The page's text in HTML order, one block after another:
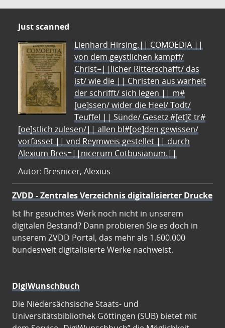
Just scanned
Lienhard Hirsing.|| COMOEDIA ||
von dem geystlichen kampff/
Christ=||licher Ritterschafft/ das
ist/ wie die || Christen aus warheit
der schrifft/ sich legen || m#
[ue]ssen/ wider die Heel/ Todt/
Teuffel || Sünde/ Gesetz #[et]c̃ tr#
[oe]stlich zulesen/|| allen bl#[oe]den gewissen/
vorfasset || vnd Reymweis gestellet || durch
Alexium Bres=||nicerum Cotbusianum.||
Autor: Bresnicer, Alexius
ZVDD - Zentrales Verzeichnis digitalisierter Drucke
Ist Ihr gesuchtes Werk noch nicht in unserem
digitalen Bestand? Dann probieren Sie es doch in
unserem ZVDD Portal, das mehr als 1.600.000
bundesweit digitalisierte Werke nachweist.
DigiWunschbuch
Die Niedersächsische Staats- und
Universitätsbibliothek Göttingen (SUB) bietet mit